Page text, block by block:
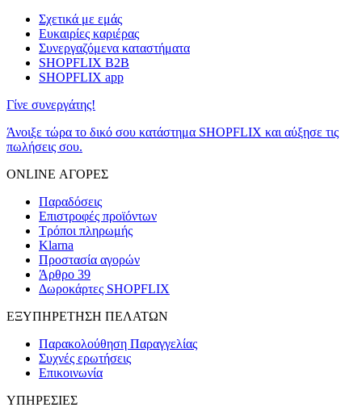
Σχετικά με εμάς
Ευκαιρίες καριέρας
Συνεργαζόμενα καταστήματα
SHOPFLIX B2B
SHOPFLIX app
Γίνε συνεργάτης!
Άνοιξε τώρα το δικό σου κατάστημα SHOPFLIX και αύξησε τις
πωλήσεις σου.
ONLINE ΑΓΟΡΕΣ
Παραδόσεις
Επιστροφές προϊόντων
Τρόποι πληρωμής
Klarna
Προστασία αγορών
Άρθρο 39
Δωροκάρτες SHOPFLIX
ΕΞΥΠΗΡΕΤΗΣΗ ΠΕΛΑΤΩΝ
Παρακολούθηση Παραγγελίας
Συχνές ερωτήσεις
Επικοινωνία
ΥΠΗΡΕΣΙΕΣ